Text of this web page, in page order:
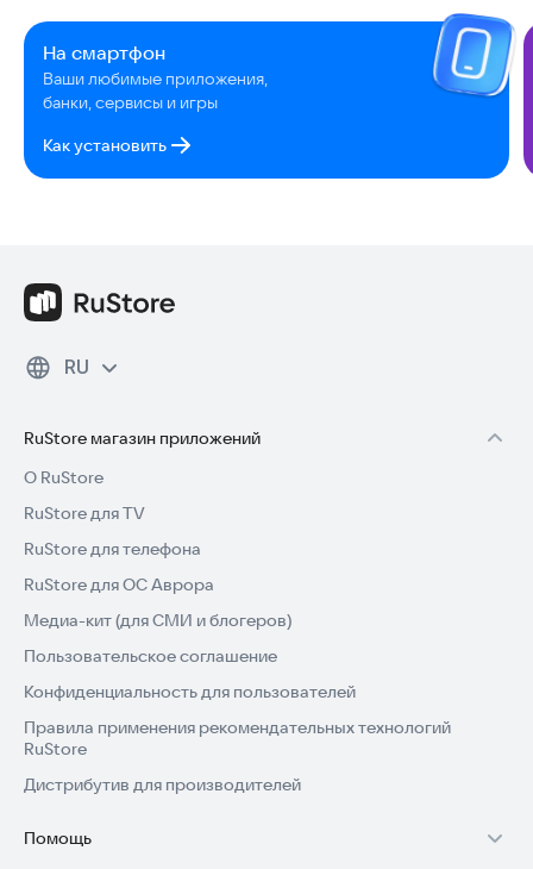
На смартфон
Ваши любимые приложения,
банки, сервисы и игры
Как установить
RU
RuStore магазин приложений
О RuStore
RuStore для TV
RuStore для телефона
RuStore для ОС Аврора
Медиа-кит (для СМИ и блогеров)
Пользовательское соглашение
Конфиденциальность для пользователей
Правила применения рекомендательных технологий
RuStore
Дистрибутив для производителей
Помощь